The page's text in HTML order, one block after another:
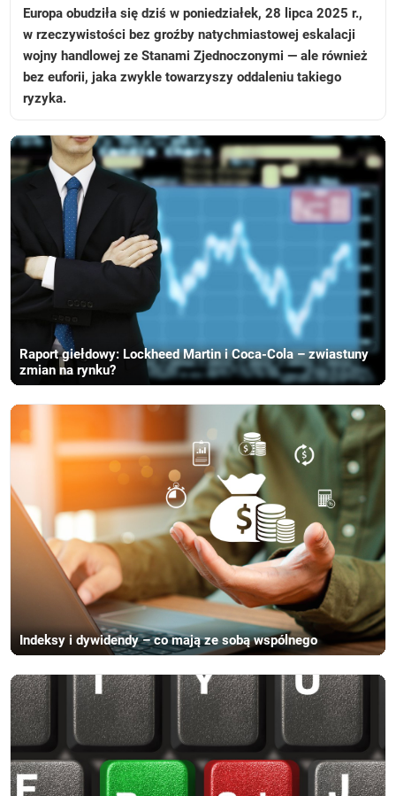
Europa obudziła się dziś w poniedziałek, 28 lipca 2025 r.,
w rzeczywistości bez groźby natychmiastowej eskalacji
wojny handlowej ze Stanami Zjednoczonymi — ale również
bez euforii, jaka zwykle towarzyszy oddaleniu takiego
ryzyka.
Raport giełdowy: Lockheed Martin i Coca-Cola – zwiastuny
zmian na rynku?
Indeksy i dywidendy – co mają ze sobą wspólnego